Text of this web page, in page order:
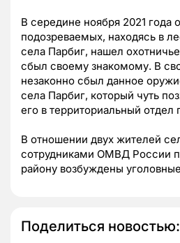
В середине ноября 2021 года
подозреваемых, находясь в
села Парбиг, нашел
сбыл своему знакомому. В
незаконно сбыл данное
села Парбиг, который чуть
его в территориальный отдел
В отношении двух жителей
сотрудниками ОМВД России
району возбуждены
Поделиться новостью: